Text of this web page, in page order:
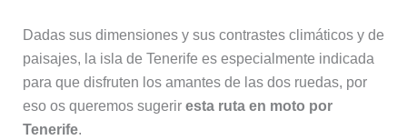
Dadas sus dimensiones y sus contrastes climáticos y de
paisajes, la isla de Tenerife es especialmente indicada
para que disfruten los amantes de las dos ruedas, por
eso os queremos sugerir esta ruta en moto por
Tenerife.